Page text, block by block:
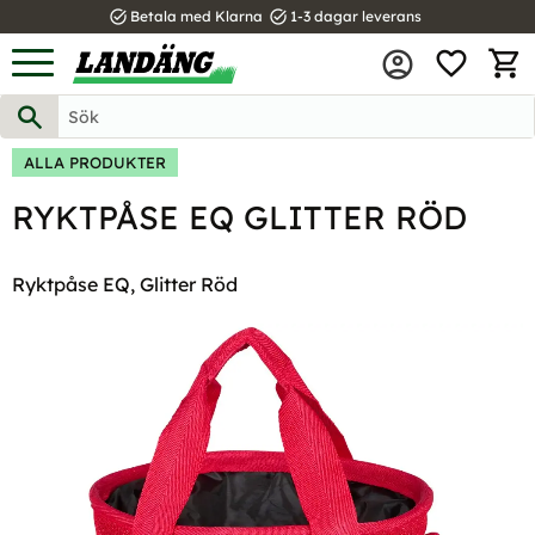
Meny
task_alt Betala med Klarna task_alt 1-3 dagar leverans
ALLA PRODUKTER
RYKTPÅSE EQ GLITTER RÖD
Ryktpåse EQ, Glitter Röd